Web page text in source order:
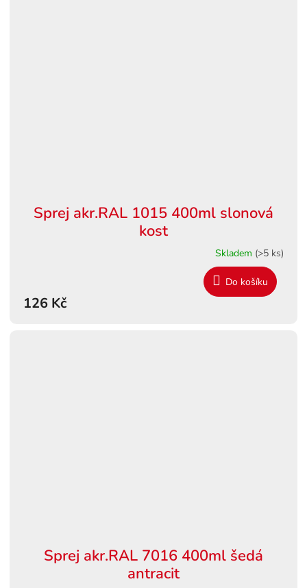
Sprej akr.RAL 1015 400ml slonová
kost
Skladem (>5 ks)
126 Kč
Do košíku
Sprej akr.RAL 7016 400ml šedá
antracit